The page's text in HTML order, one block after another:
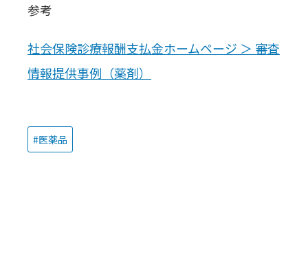
参考
社会保険診療報酬支払金ホームページ ＞ 審査
情報提供事例（薬剤）
医薬品